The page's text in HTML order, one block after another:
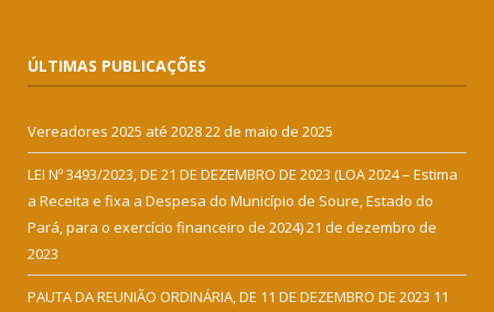
ÚLTIMAS PUBLICAÇÕES
Vereadores 2025 até 202822 de maio de 2025
LEI Nº 3493/2023, DE 21 DE DEZEMBRO DE 2023 (LOA 2024 – Estima
a Receita e fixa a Despesa do Município de Soure, Estado do
Pará, para o exercício financeiro de 2024)21 de dezembro de
2023
PAUTA DA REUNIÃO ORDINÁRIA, DE 11 DE DEZEMBRO DE 2023 11